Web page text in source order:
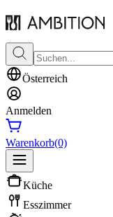
Österreich
Anmelden
Warenkorb(0)
Küche
Esszimmer